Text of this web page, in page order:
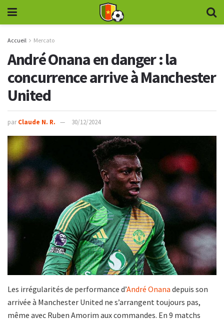
Accueil Mercato
André Onana en danger : la
concurrence arrive à Manchester
United
par Claude N. R. 30/12/2024
Les irrégularités de performance d’André Onana depuis son
arrivée à Manchester United ne s’arrangent toujours pas,
même avec Ruben Amorim aux commandes. En 9 matchs